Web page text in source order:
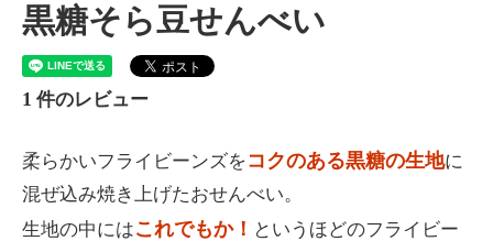
黒糖そら豆せんべい
1 件のレビュー
柔らかいフライビーンズをコクのある黒糖の生地に
混ぜ込み焼き上げたおせんべい。
生地の中にはこれでもか！ というほどのフライビー